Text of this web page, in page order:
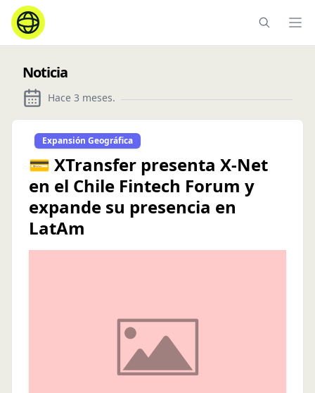
Noticia
Hace 3 meses.
Expansión Geográfica
💳 XTransfer presenta X-Net
en el Chile Fintech Forum y
expande su presencia en
LatAm